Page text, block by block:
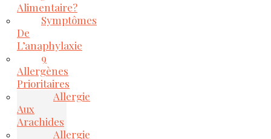
Alimentaire?
Symptômes
De
L’anaphylaxie
9
Allergènes
Prioritaires
Allergie
Aux
Arachides
Allergie